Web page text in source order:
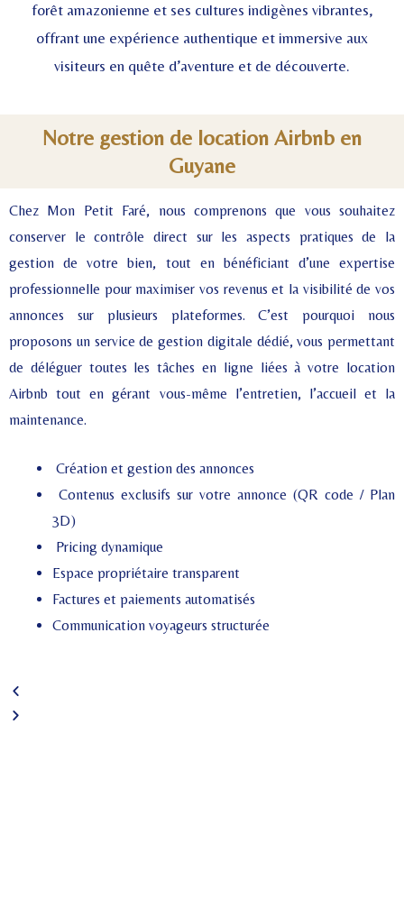
forêt amazonienne et ses cultures indigènes vibrantes,
offrant une expérience authentique et immersive aux
visiteurs en quête d’aventure et de découverte.
Notre gestion de location Airbnb en
Guyane
Chez Mon Petit Faré, nous comprenons que vous souhaitez
conserver le contrôle direct sur les aspects pratiques de la
gestion de votre bien, tout en bénéficiant d’une expertise
professionnelle pour maximiser vos revenus et la visibilité de vos
annonces sur plusieurs plateformes. C’est pourquoi nous
proposons un service de gestion digitale dédié, vous permettant
de déléguer toutes les tâches en ligne liées à votre location
Airbnb tout en gérant vous-même l’entretien, l’accueil et la
maintenance.
Création et gestion des annonces
Contenus exclusifs sur votre annonce (QR code / Plan
3D)
Pricing dynamique
Espace propriétaire transparent
Factures et paiements automatisés
Communication voyageurs structurée